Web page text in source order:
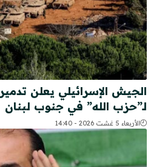
الجيش الإسرائيلي يعلن
لـ”حزب الله” في جنوب لبنان
الأربعاء 5 غشت 2026 - 14:40